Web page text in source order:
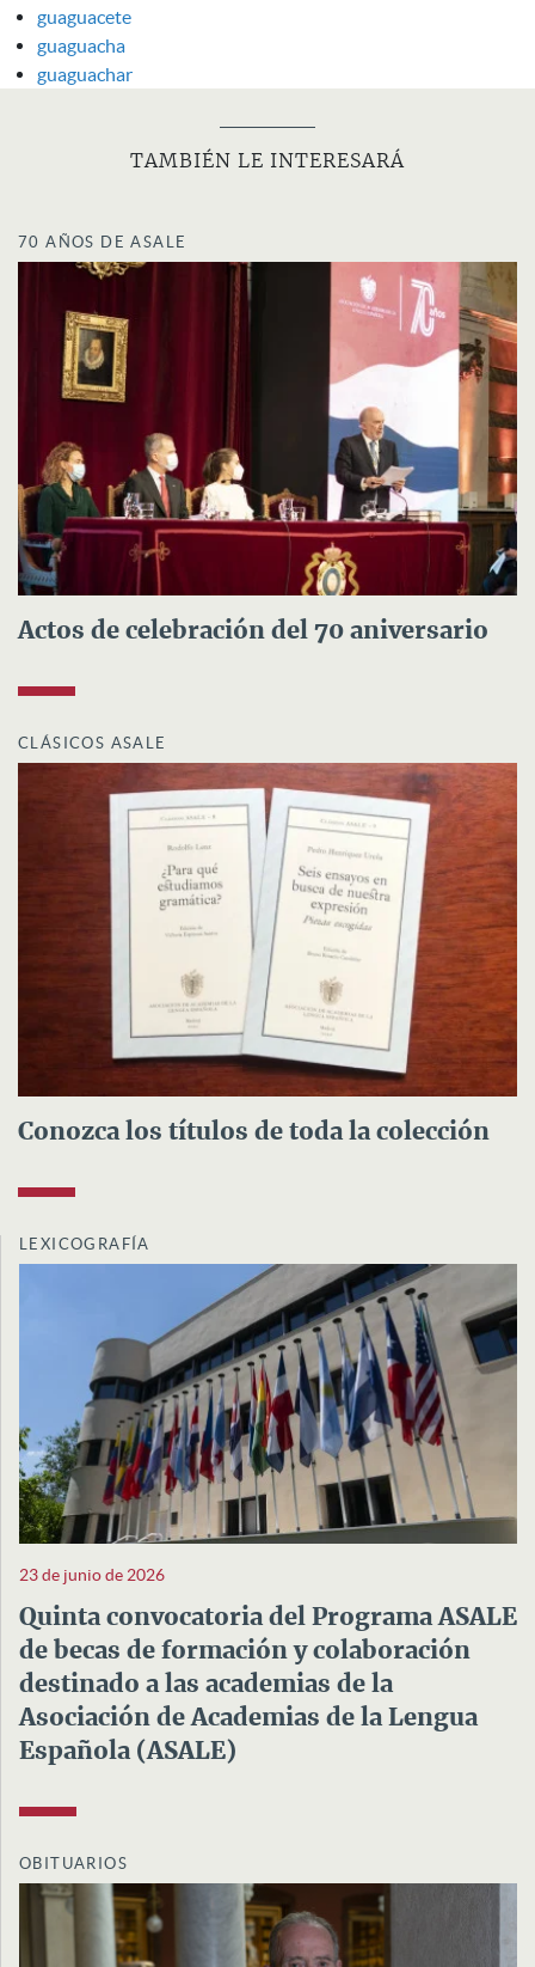
guaguacete
guaguacha
guaguachar
TAMBIÉN LE INTERESARÁ
70 AÑOS DE ASALE
Actos de celebración del 70 aniversario
CLÁSICOS ASALE
Conozca los títulos de toda la colección
LEXICOGRAFÍA
23 de junio de 2026
Quinta convocatoria del Programa ASALE
de becas de formación y colaboración
destinado a las academias de la
Asociación de Academias de la Lengua
Española (ASALE)
OBITUARIOS